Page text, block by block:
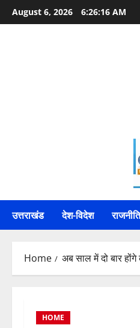
Skip
to
August 6, 2026 6:26:17 AM
उत्तराखंड देश-विदेश राजनीति
Home अब साल में दो बार
HOME